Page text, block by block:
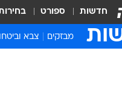
חדשות ספורט
מבזקים צבא וביטחון